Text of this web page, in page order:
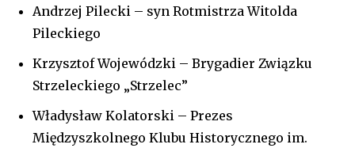
Andrzej Pilecki – syn Rotmistrza Witolda
Pileckiego
Krzysztof Wojewódzki – Brygadier Związku
Strzeleckiego „Strzelec”
Władysław Kolatorski – Prezes
Międzyszkolnego Klubu Historycznego im.